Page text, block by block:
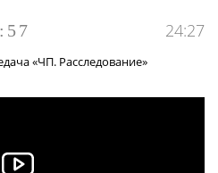
24:27
«ЧП. Расследование»